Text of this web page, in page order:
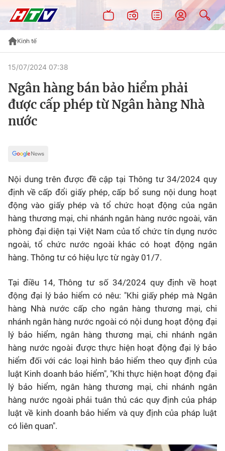
Kinh tế
15/07/2024 07:38
Ngân hàng bán bảo hiểm phải
được cấp phép từ Ngân hàng Nhà
nước
Nội dung trên được đề cập tại Thông tư 34/2024 quy
định về cấp đổi giấy phép, cấp bổ sung nội dung hoạt
động vào giấy phép và tổ chức hoạt động của ngân
hàng thương mại, chi nhánh ngân hàng nước ngoài, văn
phòng đại diện tại Việt Nam của tổ chức tín dụng nước
ngoài, tổ chức nước ngoài khác có hoạt động ngân
hàng. Thông tư có hiệu lực từ ngày 01/7.
Tại điều 14, Thông tư số 34/2024 quy định về hoạt
động đại lý bảo hiểm có nêu: "Khi giấy phép mà Ngân
hàng Nhà nước cấp cho ngân hàng thương mại, chi
nhánh ngân hàng nước ngoài có nội dung hoạt động đại
lý bảo hiểm, ngân hàng thương mại, chi nhánh ngân
hàng nước ngoài được thực hiện hoạt động đại lý bảo
hiểm đối với các loại hình bảo hiểm theo quy định của
luật Kinh doanh bảo hiểm", "Khi thực hiện hoạt động đại
lý bảo hiểm, ngân hàng thương mại, chi nhánh ngân
hàng nước ngoài phải tuân thủ các quy định của pháp
luật về kinh doanh bảo hiểm và quy định của pháp luật
có liên quan".